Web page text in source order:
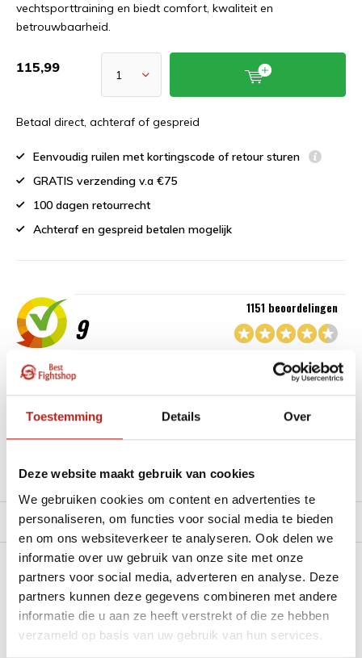
Toestemming Details Over
Deze website maakt gebruik van cookies
We gebruiken cookies om content en advertenties te
personaliseren, om functies voor social media te bieden
en om ons websiteverkeer te analyseren. Ook delen we
informatie over uw gebruik van onze site met onze
partners voor social media, adverteren en analyse. Deze
partners kunnen deze gegevens combineren met andere
informatie die u aan ze heeft verstrekt of die ze hebben
verzameld op basis van uw gebruik van hun services.
vechtsporttraining en biedt comfort, kwaliteit en
betrouwbaarheid.
115,99
Betaal direct, achteraf of gespreid
Eenvoudig ruilen met kortingscode of retour sturen
GRATIS verzending v.a €75
100 dagen retourrecht
Achteraf en gespreid betalen mogelijk
9
1151 beoordelingen
“Goede service , zeer correcte afhandeling en kwaliteit
Beschikbaar in de volgende varianten:
Productomschrijving
Product tags
Heb je een vraag over dit product?
Stel je vraag in de Chat voor een snel antwoord 24/7
Groot aantal nodig?